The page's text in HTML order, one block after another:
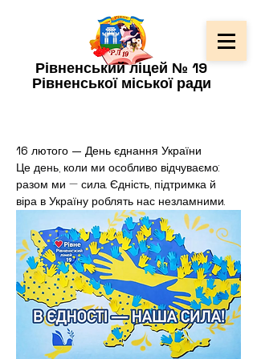
Рівненський ліцей № 19
Рівненської міської ради
16 лютого — День єднання України
Це день, коли ми особливо відчуваємо:
разом ми — сила. Єдність, підтримка й
віра в Україну роблять нас незламними.